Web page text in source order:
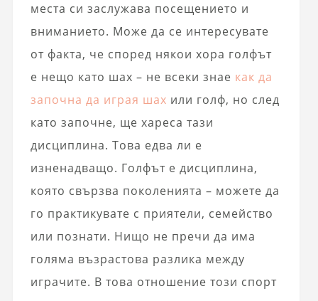
места си заслужава посещението и
вниманието. Може да се интересувате
от факта, че според някои хора голфът
е нещо като шах – не всеки знае как да
започна да играя шах или голф, но след
като започне, ще хареса тази
дисциплина. Това едва ли е
изненадващо. Голфът е дисциплина,
която свързва поколенията – можете да
го практикувате с приятели, семейство
или познати. Нищо не пречи да има
голяма възрастова разлика между
играчите. В това отношение този спорт